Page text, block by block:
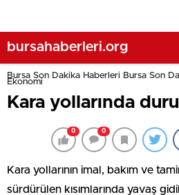
bursahaberleri.org
Bursa Son Dakika Haberleri Bursa Son
Ekonomi
Kara yollarında
0 0
Kara yollarının imal, bakım ve
sürdürülen kısımlarında yavaş